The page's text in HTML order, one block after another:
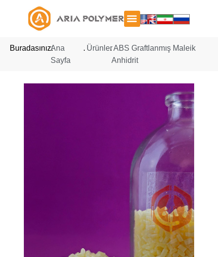
Buradasınız:Ana
Sayfa
. Ürünler
.ABS Graftlanmış Maleik
Anhidrit